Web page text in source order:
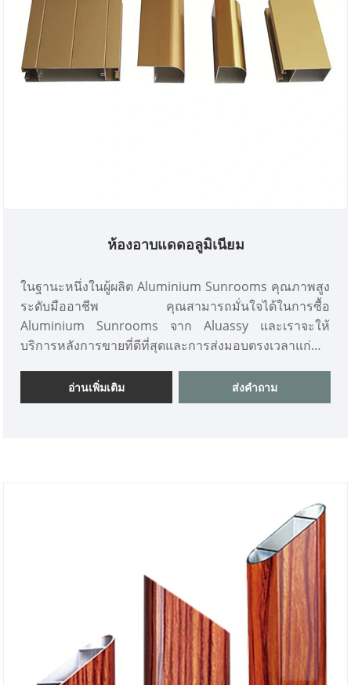
ห้องอาบแดดอลูมิเนียม
ในฐานะหนึ่งในผู้ผลิต Aluminium Sunrooms คุณภาพสูง
ระดับมืออาชีพ คุณสามารถมั่นใจได้ในการซื้อ
Aluminium Sunrooms จาก Aluassy และเราจะให้
บริการหลังการขายที่ดีที่สุดและการส่งมอบตรงเวลาแก่
อ่านเพิ่มเติม ส่งคำถาม